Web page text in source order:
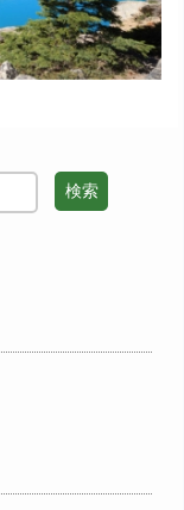
検索